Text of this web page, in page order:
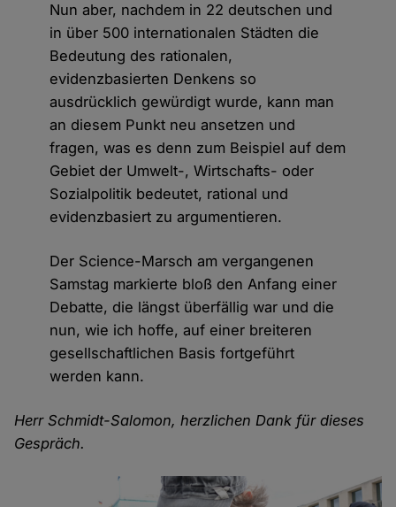
Nun aber, nachdem in 22 deutschen und
in über 500 internationalen Städten die
Bedeutung des rationalen,
evidenzbasierten Denkens so
ausdrücklich gewürdigt wurde, kann man
an diesem Punkt neu ansetzen und
fragen, was es denn zum Beispiel auf dem
Gebiet der Umwelt-, Wirtschafts- oder
Sozialpolitik bedeutet, rational und
evidenzbasiert zu argumentieren.
Der Science-Marsch am vergangenen
Samstag markierte bloß den Anfang einer
Debatte, die längst überfällig war und die
nun, wie ich hoffe, auf einer breiteren
gesellschaftlichen Basis fortgeführt
werden kann.
Herr Schmidt-Salomon, herzlichen Dank für dieses
Gespräch.